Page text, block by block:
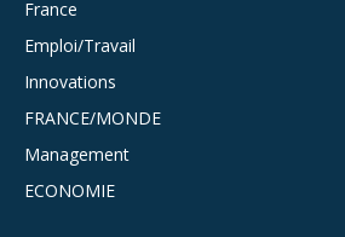
France
Emploi/Travail
Innovations
FRANCE/MONDE
Management
ECONOMIE